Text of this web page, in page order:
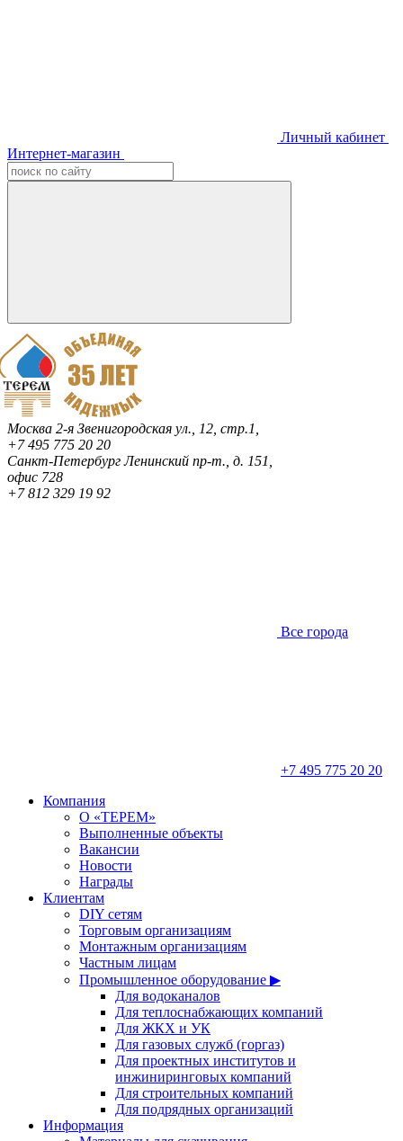
Личный кабинет
Интернет-магазин
Москва 2-я Звенигородская ул., 12, стр.1,
+7 495 775 20 20
Санкт-ПетербургЛенинский пр-т., д. 151,
офис 728
+7 812 329 19 92
Все города
+7 495 775 20 20
Компания
О «ТЕРЕМ»
Выполненные объекты
Вакансии
Новости
Награды
Клиентам
DIY сетям
Торговым организациям
Монтажным организациям
Частным лицам
Промышленное оборудование ▶
Для водоканалов
Для теплоснабжающих компаний
Для ЖКХ и УК
Для газовых служб (горгаз)
Для проектных институтов и
инжиниринговых компаний
Для строительных компаний
Для подрядных организаций
Информация